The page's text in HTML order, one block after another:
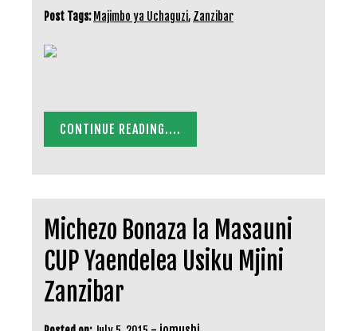
Post Tags: Majimbo ya Uchaguzi, Zanzibar
CONTINUE READING....
Michezo Bonaza la Masauni
CUP Yaendelea Usiku Mjini
Zanzibar